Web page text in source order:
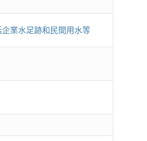
業水足跡和民間用水等